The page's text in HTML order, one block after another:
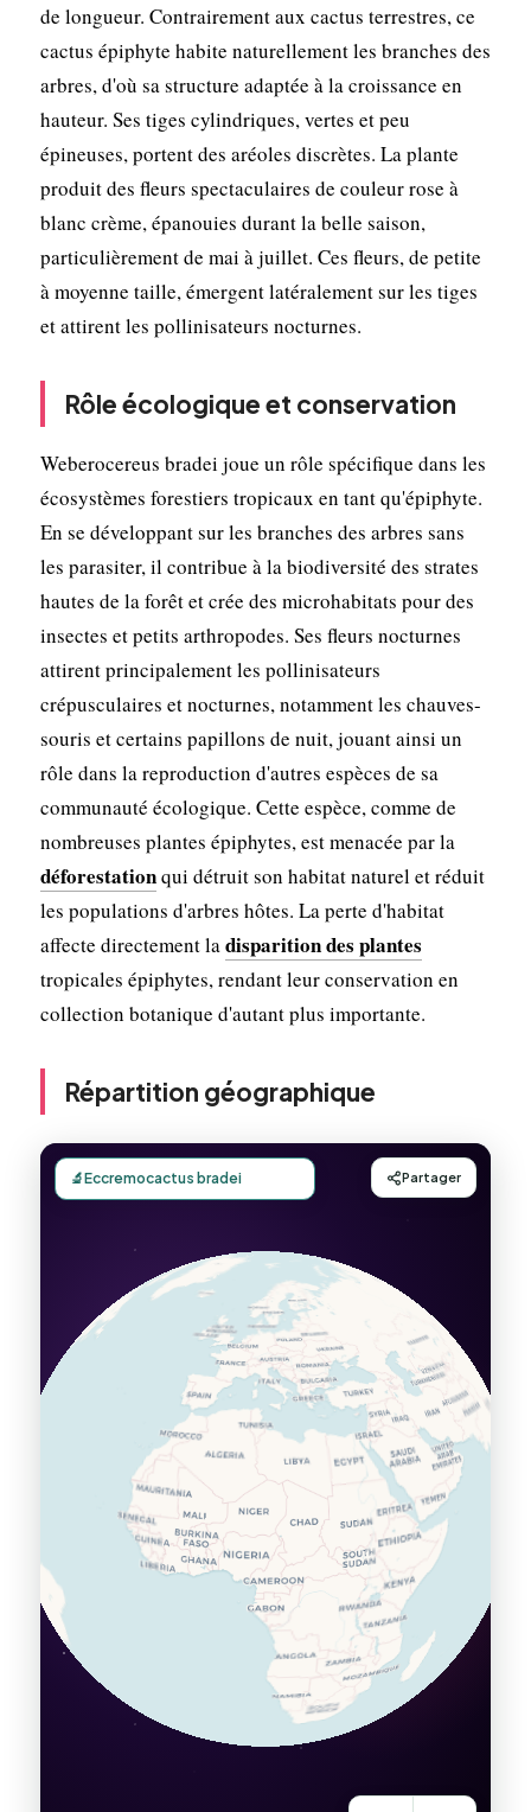
de longueur. Contrairement aux cactus terrestres, ce
cactus épiphyte habite naturellement les branches des
arbres, d'où sa structure adaptée à la croissance en
hauteur. Ses tiges cylindriques, vertes et peu
épineuses, portent des aréoles discrètes. La plante
produit des fleurs spectaculaires de couleur rose à
blanc crème, épanouies durant la belle saison,
particulièrement de mai à juillet. Ces fleurs, de petite
à moyenne taille, émergent latéralement sur les tiges
et attirent les pollinisateurs nocturnes.
Rôle écologique et conservation
Weberocereus bradei joue un rôle spécifique dans les
écosystèmes forestiers tropicaux en tant qu'épiphyte.
En se développant sur les branches des arbres sans
les parasiter, il contribue à la biodiversité des strates
hautes de la forêt et crée des microhabitats pour des
insectes et petits arthropodes. Ses fleurs nocturnes
attirent principalement les pollinisateurs
crépusculaires et nocturnes, notamment les chauves-
souris et certains papillons de nuit, jouant ainsi un
rôle dans la reproduction d'autres espèces de sa
communauté écologique. Cette espèce, comme de
nombreuses plantes épiphytes, est menacée par la
déforestationqui détruit son habitat naturel et réduit
les populations d'arbres hôtes. La perte d'habitat
affecte directement ladisparition des plantes
tropicales épiphytes, rendant leur conservation en
collection botanique d'autant plus importante.
Répartition géographique